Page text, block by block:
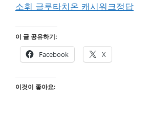
소휘 글루타치온 캐시워크정답
이 글 공유하기:
Facebook X
이것이 좋아요: